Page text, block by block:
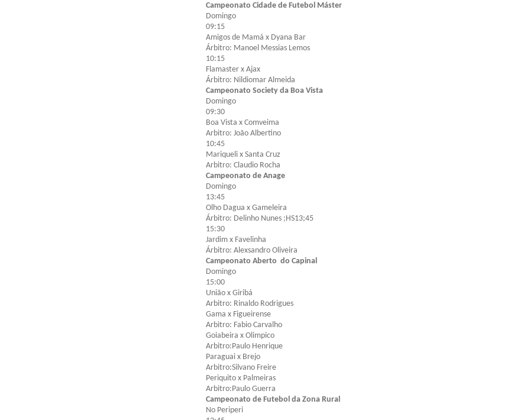
Campeonato Cidade de Futebol Máster
Domingo
09:15
Amigos de Mamá x Dyana Bar
Árbitro: Manoel Messias Lemos
10:15
Flamaster x Ajax
Árbitro: Nildiomar Almeida
Campeonato Society da Boa Vista
Domingo
09:30
Boa Vista x Comveima
Arbitro: João Albertino
10:45
Mariqueli x Santa Cruz
Arbitro: Claudio Rocha
Campeonato de Anage
Domingo
13:45
Olho Dagua x Gameleira
Árbitro: Delinho Nunes ;HS13;45
15:30
Jardim x Favelinha
Árbitro: Alexsandro Oliveira
Campeonato Aberto do Capinal
Domingo
15:00
União x Giribá
Arbitro: Rinaldo Rodrigues
Gama x Figueirense
Arbitro: Fabio Carvalho
Goiabeira x Olimpico
Arbitro:Paulo Henrique
Paraguai x Brejo
Arbitro:Silvano Freire
Periquito x Palmeiras
Arbitro:Paulo Guerra
Campeonato de Futebol da Zona Rural
No Periperi